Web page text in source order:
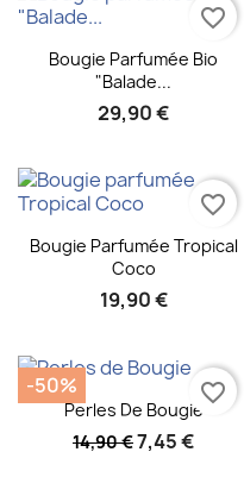
Aperçu rapide
Bougie Parfumée Bio
"Balade...
29,90 €
favorite_border
Aperçu rapide
Bougie Parfumée Tropical
Coco
19,90 €
favorite_border
Aperçu rapide
Perles De Bougie
14,90 €7,45 €
-50%
favorite_border